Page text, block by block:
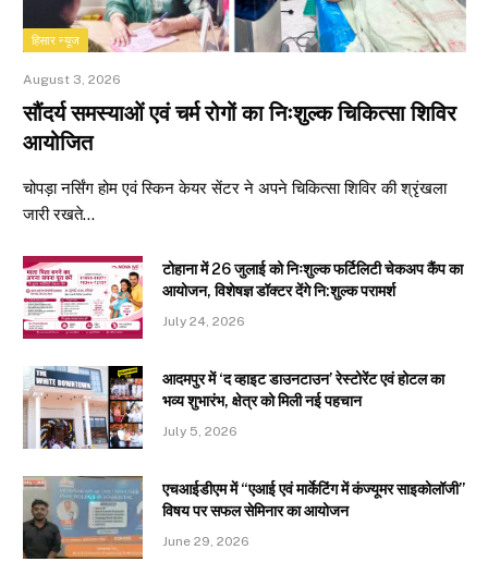
हिसार न्यूज
August 3, 2026
सौंदर्य समस्याओं एवं चर्म रोगों का निःशुल्क चिकित्सा शिविर
आयोजित
चोपड़ा नर्सिंग होम एवं स्किन केयर सेंटर ने अपने चिकित्सा शिविर की श्रृंखला
जारी रखते…
टोहाना में 26 जुलाई को निःशुल्क फर्टिलिटी चेकअप कैंप का
आयोजन, विशेषज्ञ डॉक्टर देंगे नि:शुल्क परामर्श
July 24, 2026
आदमपुर में ‘द व्हाइट डाउनटाउन’ रेस्टोरेंट एवं होटल का
भव्य शुभारंभ, क्षेत्र को मिली नई पहचान
July 5, 2026
एचआईडीएम में “एआई एवं मार्केटिंग में कंज्यूमर साइकोलॉजी”
विषय पर सफल सेमिनार का आयोजन
June 29, 2026